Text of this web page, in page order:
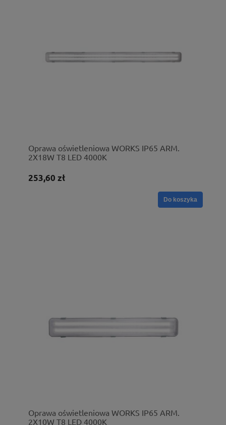
Oprawa oświetleniowa WORKS IP65 ARM.
2X18W T8 LED 4000K
253,60 zł
Do koszyka
Oprawa oświetleniowa WORKS IP65 ARM.
2X10W T8 LED 4000K